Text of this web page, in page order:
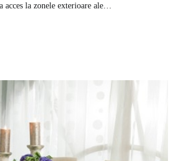
acces la zonele exterioare ale…